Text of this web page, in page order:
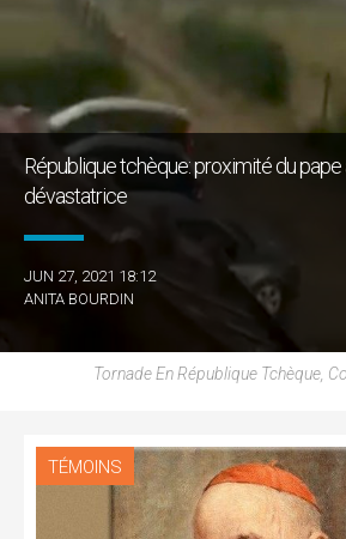
République tchèque: proximité du
dévastatrice
JUN 27, 2021 18:12
ANITA BOURDIN
Tornade En République Tchèque,
TÉMOINS